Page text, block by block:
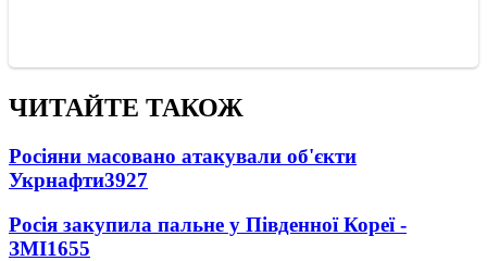
ЧИТАЙТЕ ТАКОЖ
Росіяни масовано атакували об'єкти
Укрнафти3927
Росія закупила пальне у Південної Кореї -
ЗМІ1655